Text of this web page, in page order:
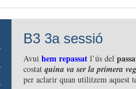
B3 3a sessió
Avui hem repassatl’ús del
costat quina va ser la primera
per aclarir quan utilitzem aquest